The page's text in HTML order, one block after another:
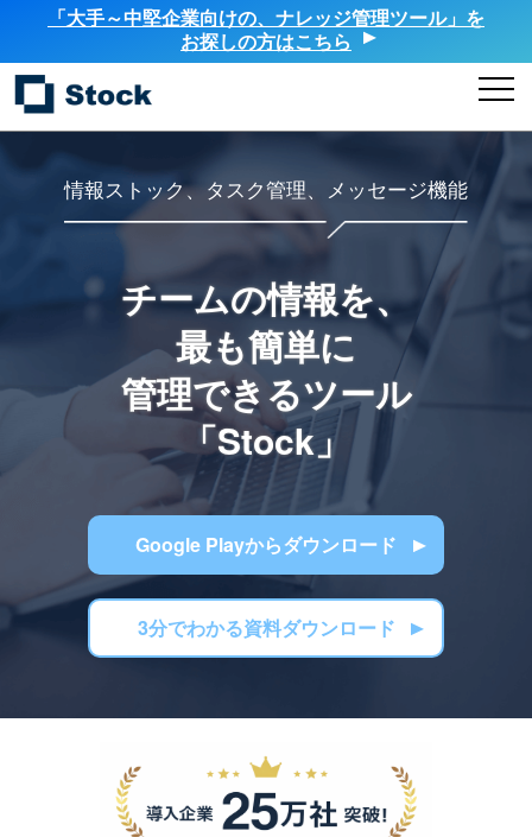
「大手～中堅企業向けの、ナレッジ管理ツール」を
お探しの方はこちら
情報ストック、タスク管理、メッセージ機能
チームの情報を、
最も簡単に
管理できるツール
「Stock」
Google Playからダウンロード
3分でわかる資料ダウンロード